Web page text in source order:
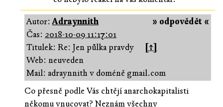
» odpovědět «
Autor:Adraynnith
Čas: 2018-10-09 11:17:01
Titulek: Re: Jen půlka pravdy
[↑]
Web: neuveden
Mail: adraynnith v doméně gmail.com
Co přesně podle Vás chtějí anarchokapitalisti
někomu vnucovat? Neznám všechny